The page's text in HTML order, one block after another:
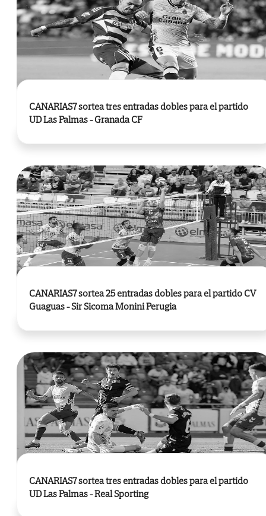
CANARIAS7 sortea tres entradas dobles para el partido
UD Las Palmas - Granada CF
CANARIAS7 sortea 25 entradas dobles para el partido CV
Guaguas - Sir Sicoma Monini Perugia
CANARIAS7 sortea tres entradas dobles para el partido
UD Las Palmas - Real Sporting